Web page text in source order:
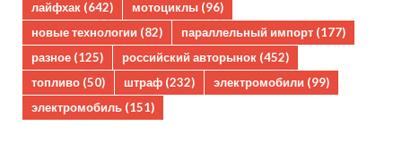
лайфхак (642) мотоциклы (96)
новые технологии (82) параллельный импорт (177)
разное (125) российский авторынок (452)
топливо (50) штраф (232) электромобили (99)
электромобиль (151)